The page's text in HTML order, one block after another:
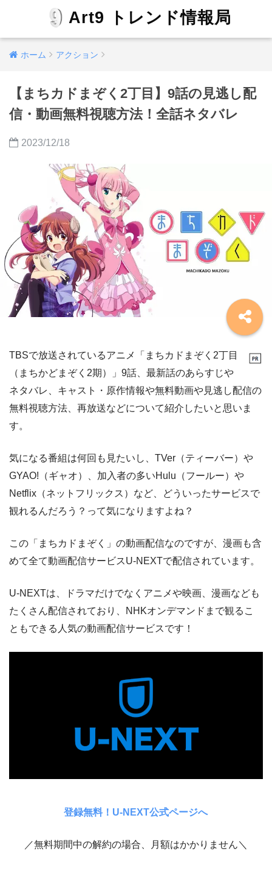
Art9 トレンド情報局
ホーム アクション
【まちカドまぞく2丁目】9話の見逃し配
信・動画無料視聴方法！全話ネタバレ
2023/12/18
TBSで放送されているアニメ「まちカドまぞく2丁目
（まちかどまぞく2期）」9話、最新話のあらすじや
ネタバレ、キャスト・原作情報や無料動画や見逃し配信の
無料視聴方法、再放送などについて紹介したいと思いま
す。
気になる番組は何回も見たいし、TVer（ティーバー）や
GYAO!（ギャオ）、加入者の多いHulu（フールー）や
Netflix（ネットフリックス）など、どういったサービスで
観れるんだろう？って気になりますよね？
この「まちカドまぞく」の動画配信なのですが、漫画も含
めて全て動画配信サービスU-NEXTで配信されています。
U-NEXTは、ドラマだけでなくアニメや映画、漫画なども
たくさん配信されており、NHKオンデマンドまで観るこ
ともできる人気の動画配信サービスです！
登録無料！U-NEXT公式ページへ
／無料期間中の解約の場合、月額はかかりません＼